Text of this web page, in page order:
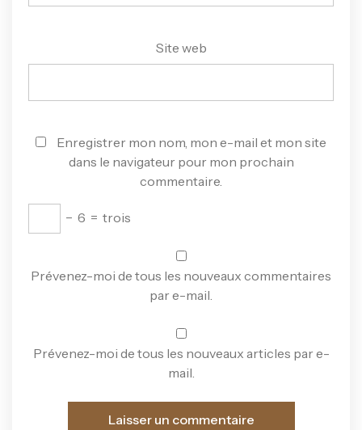
Site web
Enregistrer mon nom, mon e-mail et mon site
dans le navigateur pour mon prochain
commentaire.
− 6 = trois
Prévenez-moi de tous les nouveaux commentaires
par e-mail.
Prévenez-moi de tous les nouveaux articles par e-
mail.